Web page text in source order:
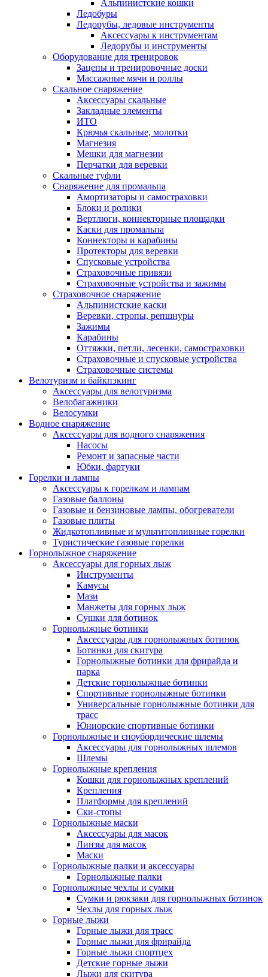
Альпинистские кошки
Ледобуры
Ледорубы, ледовые инструменты
Аксессуары к инструментам
Ледорубы и инструменты
Оборудование для тренировок
Зацепы и тренировочные доски
Массажные мячи и роллы
Скальное снаряжение
Аксессуары скальные
Закладные элементы
ИТО
Крючья скальные, молотки
Магнезия
Мешки для магнезии
Перчатки для веревки
Скальные туфли
Снаряжение для промальпа
Амортизаторы и самостраховки
Блоки и ролики
Вертлюги, коннекторные площадки
Каски для промальпа
Коннекторы и карабины
Протекторы для веревки
Спусковые устройства
Страховочные привязи
Страховочные устройства и зажимы
Страховочное снаряжение
Альпинистские каски
Веревки, стропы, репшнуры
Зажимы
Карабины
Оттяжки, петли, лесенки, самостраховки
Страховочные и спусковые устройства
Страховочные системы
Велотуризм и байкпэкинг
Аксессуары для велотуризма
Велобагажники
Велосумки
Водное снаряжение
Аксессуары для водного снаряжения
Насосы
Ремонт и запасные части
Юбки, фартуки
Горелки и лампы
Аксессуары к горелкам и лампам
Газовые баллоны
Газовые и бензиновые лампы, обогреватели
Газовые плиты
Жидкотопливные и мультитопливные горелки
Туристические газовые горелки
Горнолыжное снаряжение
Аксессуары для горных лыж
Инструменты
Камусы
Мази
Манжеты для горных лыж
Сушки для ботинок
Горнолыжные ботинки
Аксессуары для горнолыжных ботинок
Ботинки для скитура
Горнолыжные ботинки для фрирайда и
парка
Детские горнолыжные ботинки
Спортивные горнолыжные ботинки
Универсальные горнолыжные ботинки для
трасс
Юниорские спортивные ботинки
Горнолыжные и сноубордические шлемы
Аксессуары для горнолыжных шлемов
Шлемы
Горнолыжные крепления
Кошки для горнолыжных креплений
Крепления
Платформы для креплений
Ски-стопы
Горнолыжные маски
Аксессуары для масок
Линзы для масок
Маски
Горнолыжные палки и аксессуары
Горнолыжные палки
Горнолыжные чехлы и сумки
Сумки и рюкзаки для горнолыжных ботинок
Чехлы для горных лыж
Горные лыжи
Горные лыжи для трасс
Горные лыжи для фрирайда
Горные лыжи спортцех
Детские горные лыжи
Лыжи для скитура